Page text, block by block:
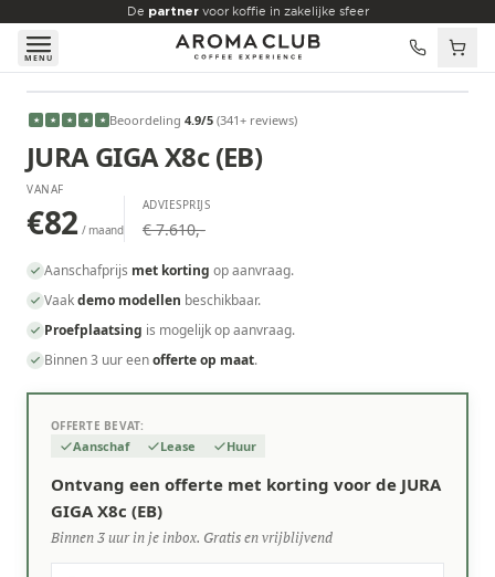
Skip to main content
De partnervoor koffie in zakelijke sfeer
MENU
VANAF
€82
★ ★ ★ ★ ★ Beoordeling 4.9/5 (341+ reviews)
JURA GIGA X8c (EB)
VANAF
€82 / maand
ADVIESPRIJS
€ 7.610,-
Aanschafprijs met korting op aanvraag.
Vaakdemo modellen beschikbaar.
Proefplaatsing is mogelijk op aanvraag.
Binnen 3 uur eenofferte op maat.
OFFERTE BEVAT:
Aanschaf Lease Huur
Ontvang een offerte met korting voor de JURA
GIGA X8c (EB)
Binnen 3 uur in je inbox. Gratis en vrijblijvend